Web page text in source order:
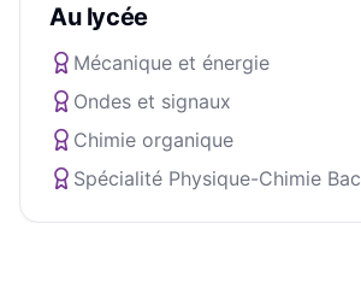
Au lycée
Mécanique et énergie
Ondes et signaux
Chimie organique
Spécialité Physique-Chimie Bac